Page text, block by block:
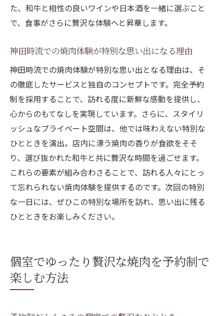
た、和牛と相性の良いワインや日本酒を一緒に選ぶこと
で、食事がさらに贅沢な体験へと昇華します。
神田時流での焼肉体験が特別な思い出になる理由
神田時流での焼肉体験が特別な思い出となる理由は、そ
の徹底したサービスと独自のコンセプトです。完全予約
制を採用することで、訪れる度に新鮮な感動を提供し、
心からのもてなしを実現しています。さらに、スタイリ
ッシュなプライベート空間は、他では味わえない特別な
ひとときを演出。店内に漂う焼肉の香りが食欲をそそ
り、選び抜かれた和牛と共に贅沢な時間を過ごせます。
これらの要素が組み合わさることで、訪れる人々にとっ
て忘れられない焼肉体験を提供するのです。次回の特別
な一日には、ぜひこの特別な場所を訪れ、思い出に残る
ひとときをお楽しみください。
個室でゆったり贅沢な焼肉を予約制で
楽しむ方法